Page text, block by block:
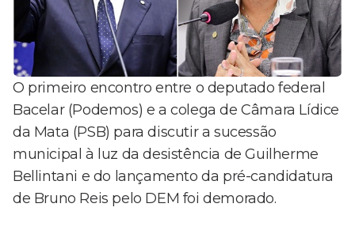
O primeiro encontro entre o deputado federal
Bacelar (Podemos) e a colega de Câmara Lídice
da Mata (PSB) para discutir a sucessão
municipal à luz da desistência de Guilherme
Bellintani e do lançamento da pré-candidatura
de Bruno Reis pelo DEM foi demorado.